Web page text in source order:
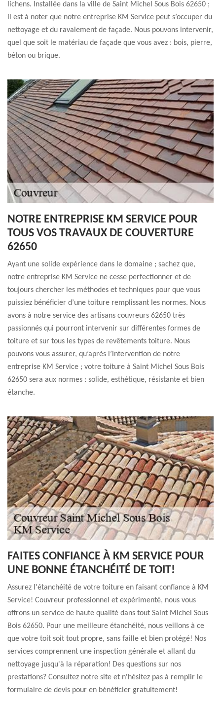
lichens. Installée dans la ville de Saint Michel Sous Bois 62650 ;
il est à noter que notre entreprise KM Service peut s’occuper du
nettoyage et du ravalement de façade. Nous pouvons intervenir,
quel que soit le matériau de façade que vous avez : bois, pierre,
béton ou brique.
NOTRE ENTREPRISE KM SERVICE POUR
TOUS VOS TRAVAUX DE COUVERTURE
62650
Ayant une solide expérience dans le domaine ; sachez que,
notre entreprise KM Service ne cesse perfectionner et de
toujours chercher les méthodes et techniques pour que vous
puissiez bénéficier d’une toiture remplissant les normes. Nous
avons à notre service des artisans couvreurs 62650 très
passionnés qui pourront intervenir sur différentes formes de
toiture et sur tous les types de revêtements toiture. Nous
pouvons vous assurer, qu’après l’intervention de notre
entreprise KM Service ; votre toiture à Saint Michel Sous Bois
62650 sera aux normes : solide, esthétique, résistante et bien
étanche.
FAITES CONFIANCE À KM SERVICE POUR
UNE BONNE ÉTANCHÉITÉ DE TOIT!
Assurez l'étanchéité de votre toiture en faisant confiance à KM
Service! Couvreur professionnel et expérimenté, nous vous
offrons un service de haute qualité dans tout Saint Michel Sous
Bois 62650. Pour une meilleure étanchéité, nous veillons à ce
que votre toit soit tout propre, sans faille et bien protégé! Nos
services comprennent une inspection générale et allant du
nettoyage jusqu'à la réparation! Des questions sur nos
prestations? Consultez notre site et n'hésitez pas à remplir le
formulaire de devis pour en bénéficier gratuitement!